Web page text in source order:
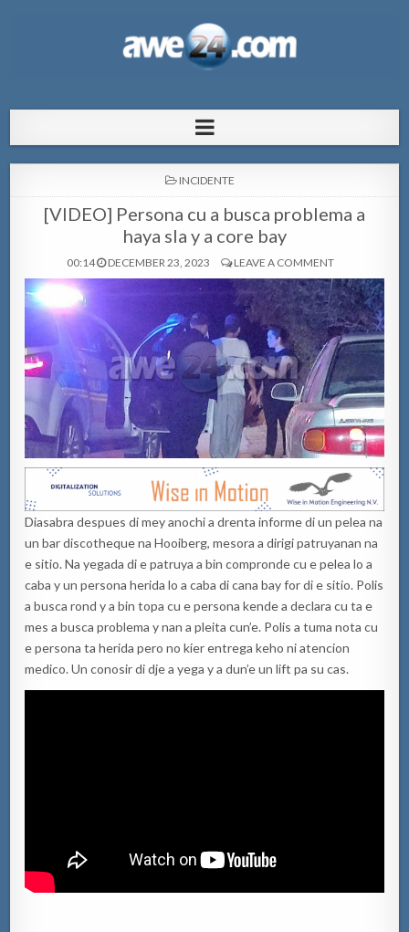
pa Aruba
POSTED
INCIDENTE
[VIDEO] Persona cu a busca problema a
haya sla y a core bay
00:14 DECEMBER 23, 2023 LEAVE A COMMENT
Diasabra despues di mey anochi a drenta informe di un pelea na
un bar discotheque na Hooiberg, mesora a dirigi patruyanan na
e sitio. Na yegada di e patruya a bin compronde cu e pelea lo a
caba y un persona herida lo a caba di cana bay for di e sitio. Polis
a busca rond y a bin topa cu e persona kende a declara cu ta e
mes a busca problema y nan a pleita cun’e. Polis a tuma nota cu
e persona ta herida pero no kier entrega keho ni atencion
medico. Un conosir di dje a yega y a dun’e un lift pa su cas.